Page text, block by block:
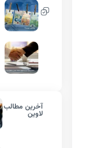
آخرین مطالب
لاوین